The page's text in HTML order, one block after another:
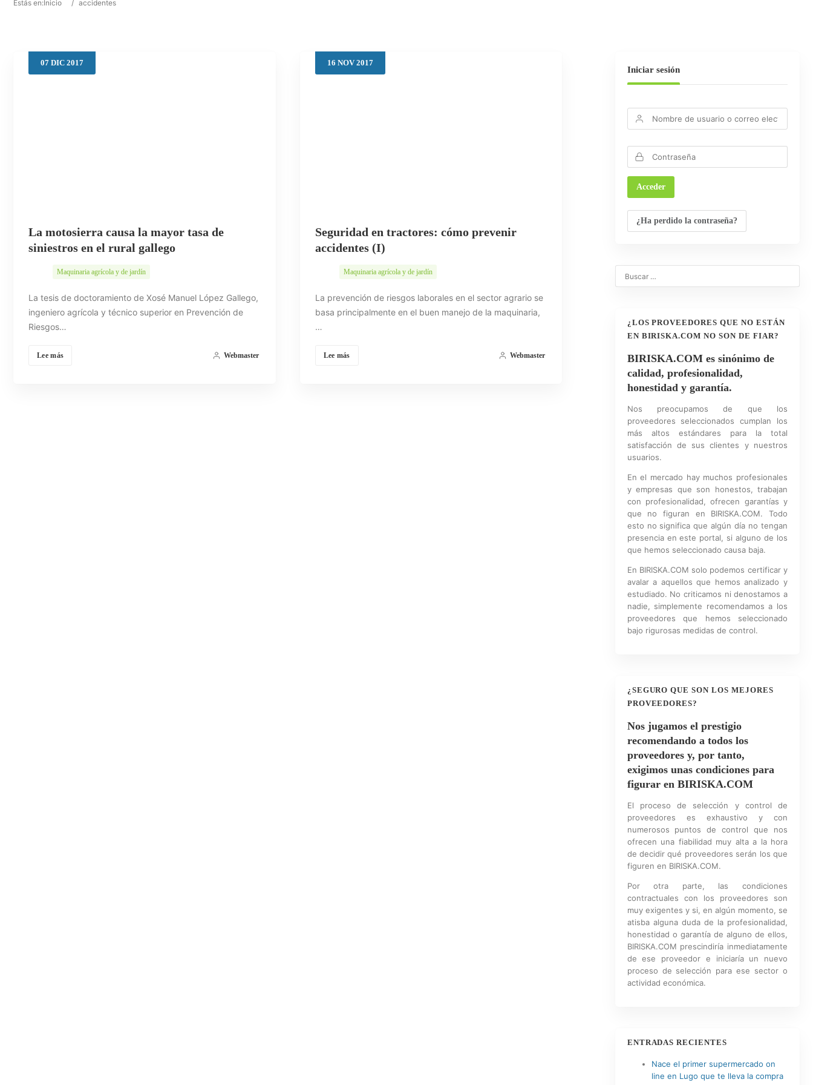
Estás en:Inicio / accidentes
07 DIC 2017
La motosierra causa la mayor tasa de
siniestros en el rural gallego
Maquinaria agrícola y de jardín
La tesis de doctoramiento de Xosé Manuel López Gallego,
ingeniero agrícola y técnico superior en Prevención de
Riesgos…
Lee más Webmaster
16 NOV2017
Seguridad en tractores: cómo prevenir
accidentes (I)
Maquinaria agrícola y de jardín
La prevención de riesgos laborales en el sector agrario se
basa principalmente en el buen manejo de la maquinaria,
…
Lee más Webmaster
Iniciar sesión
¿Ha perdido la contraseña?
¿LOS PROVEEDORES QUE NO ESTÁN
EN BIRISKA.COM NO SON DE FIAR?
BIRISKA.COM es sinónimo de
calidad, profesionalidad,
honestidad y garantía.
Nos preocupamos de que los
proveedores seleccionados cumplan los
más altos estándares para la total
satisfacción de sus clientes y nuestros
usuarios.
En el mercado hay muchos profesionales
y empresas que son honestos, trabajan
con profesionalidad, ofrecen garantías y
que no figuran en BIRISKA.COM. Todo
esto no significa que algún día no tengan
presencia en este portal, si alguno de los
que hemos seleccionado causa baja.
En BIRISKA.COM solo podemos certificar y
avalar a aquellos que hemos analizado y
estudiado. No criticamos ni denostamos a
nadie, simplemente recomendamos a los
proveedores que hemos seleccionado
bajo rigurosas medidas de control.
¿SEGURO QUE SON LOS MEJORES
PROVEEDORES?
Nos jugamos el prestigio
recomendando a todos los
proveedores y, por tanto,
exigimos unas condiciones para
figurar en BIRISKA.COM
El proceso de selección y control de
proveedores es exhaustivo y con
numerosos puntos de control que nos
ofrecen una fiabilidad muy alta a la hora
de decidir qué proveedores serán los que
figuren en BIRISKA.COM.
Por otra parte, las condiciones
contractuales con los proveedores son
muy exigentes y si, en algún momento, se
atisba alguna duda de la profesionalidad,
honestidad o garantía de alguno de ellos,
BIRISKA.COM prescindiría inmediatamente
de ese proveedor e iniciaría un nuevo
proceso de selección para ese sector o
actividad económica.
ENTRADAS RECIENTES
Nace el primer supermercado on
line en Lugo que te lleva la compra